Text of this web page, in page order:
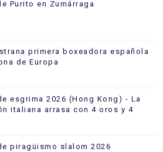
Purito en Zumárraga
primera boxeadora española
de Europa
esgrima 2026 (Hong Kong) - La
italiana arrasa con 4 oros y 4
piragüismo slalom 2026